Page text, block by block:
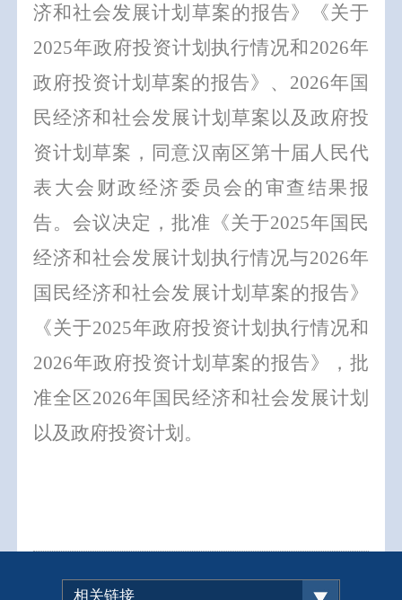
济和社会发展计划草案的报告》
《关于
2025年政府投资计划执行情况和2026年
政府投资计划草案的报告》 、 2026年国
民经济和社会发展计划草案 以及政府投
资计划草案 ，同意汉南区第十届人民代
表大会 财政经济委员会的审查结果报
告。会议决定，批准《关于2025年国民
经济和社会发展计划执行情况与2026年
国民经济和社会发展计划草案的报告》
《关于2025年政府投资计划执行情况和
2026年政府投资计划草案的报告》， 批
准全区2026年国民经济和社会发展计划
以及政府投资计划 。
相关链接